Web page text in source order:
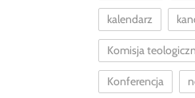
kalendarz
Komisja
Konferencja